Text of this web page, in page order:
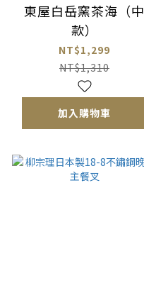
東屋白岳窯茶海（中
款）
NT$1,299
NT$1,310
加入購物車